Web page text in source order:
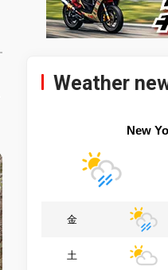
Weather
New
金
土